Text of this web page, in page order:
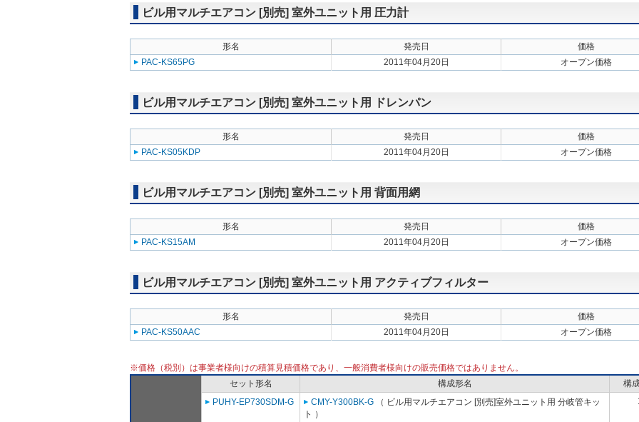
ビル用マルチエアコン [別売] 室外ユニット用 圧力計
形名 発売日
価格
PAC-KS65PG
2011年04月20日 オープン価格
ビル用マルチエアコン [別売] 室外ユニット用 ドレンパン
形名 発売日
価格
PAC-KS05KDP
2011年04月20日 オープン価格
ビル用マルチエアコン [別売] 室外ユニット用 背面用網
形名 発売日
価格
PAC-KS15AM
2011年04月20日 オープン価格
ビル用マルチエアコン [別売] 室外ユニット用 アクティブフィルター
形名 発売日
価格
PAC-KS50AAC
2011年04月20日 オープン価格
※価格（税別）は事業者様向けの積算見積価格であり、一般消費者様向けの販売価格ではありません。
セット形名
構成形名
構
PUHY-EP730SDM-G
CMY-Y300BK-G （ ビル用マルチエアコン [別売]室外ユニット用 分岐管キッ
ト ）